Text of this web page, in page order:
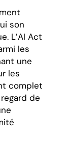
son
L’AI Act
les
une
les
complet
de